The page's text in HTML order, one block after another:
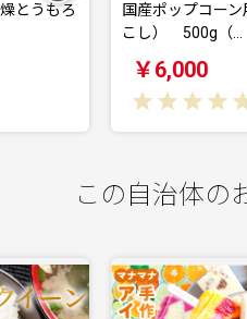
とうもろ
国産ポップコー
こし） 500g（…
￥6,000
この自治体の